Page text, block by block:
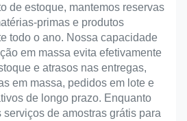
de estoque, mantemos reservas
primas e produtos
todo o ano. Nossa capacidade
em massa evita efetivamente
e atrasos nas entregas,
em massa, pedidos em lote e
de longo prazo. Enquanto
serviços de amostras grátis para